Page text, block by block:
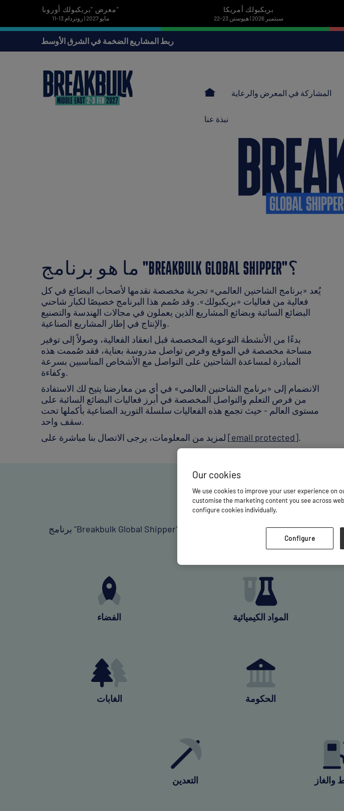
معرض "بريكبولك أوروبا"
11-13 مايو 2027 | روتردام
بريكبولك أمريكا
22-23 سبتمبر 2026 | هيوستن
ربط المشاريع الضخمة في الشرق الأوسط
المشاركة في المعرض والرعاية
نبذة عنا
ما هو برنامج "BREAKBULK GLOBAL SHIPPER"؟
يُعد «برنامج الشاحنين العالمي» تجربة مخصصة نقدمها لأصحاب البضائع في كل
فعالية من فعاليات «بريكبولك». وقد صُمم هذا البرنامج خصيصًا لكبار شاحني
البضائع السائبة وبضائع المشاريع الذين يعملون في مجالات الهندسة والتصنيع
والإنتاج في إطار المشاريع الصناعية.
بدءًا من الأنشطة التوعوية المخصصة قبل انعقاد الفعالية، وصولاً إلى توفير
مساحة مخصصة في الموقع وفرص تواصل مدروسة بعناية، فقد صُممت هذه
المبادرة لمساعدة الشاحنين على التواصل مع الأشخاص المناسبين بسرعة
وكفاءة.
الانضمام إلى «برنامج الشاحنين العالمي» في أي من معارضنا يتيح لك الاستفادة
من فرص التعلم والتواصل المخصصة في أبرز فعاليات البضائع السائبة على
مستوى العالم - حيث تجمع هذه الفعاليات سلسلة التوريد الصناعية بأكملها تحت
سقف واحد.
لمزيد من المعلومات، يرجى الاتصال بنا مباشرة على[email protected].
برنامج "Breakbulk Global Shipper" مفتوح لكبار المسؤولين التنفيذيين في القطاع وصناع القرار الرئيسيين المسؤولين عن توفير حلول النقل لشحن البضائع السائبة
الفضاء المواد الكيميائية
الغابات الحكومة
التعدين والغاز
Our cookies
We use cookies to improve your user experience on
customise the marketing content you see across
configure cookies individually.
Configure